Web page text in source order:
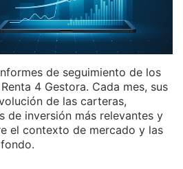
de seguimiento de los
4 Gestora. Cada mes, sus
de las carteras,
de inversión más relevantes y
el contexto de mercado y las